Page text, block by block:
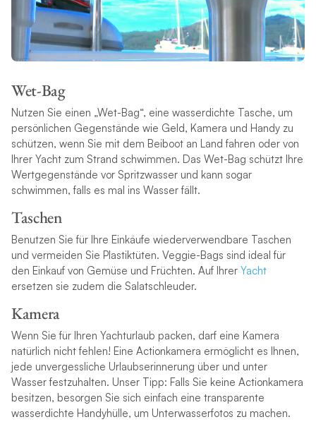
Wet-Bag
Nutzen Sie einen „Wet-Bag“, eine wasserdichte Tasche, um
persönlichen Gegenstände wie Geld, Kamera und Handy zu
schützen, wenn Sie mit dem Beiboot an Land fahren oder von
Ihrer Yacht zum Strand schwimmen. Das Wet-Bag schützt Ihre
Wertgegenstände vor Spritzwasser und kann sogar
schwimmen, falls es mal ins Wasser fällt.
Taschen
Benutzen Sie für Ihre Einkäufe wiederverwendbare Taschen
und vermeiden Sie Plastiktüten. Veggie-Bags sind ideal für
den Einkauf von Gemüse und Früchten. Auf Ihrer Yacht
ersetzen sie zudem die Salatschleuder.
Kamera
Wenn Sie für Ihren Yachturlaub packen, darf eine Kamera
natürlich nicht fehlen! Eine Actionkamera ermöglicht es Ihnen,
jede unvergessliche Urlaubserinnerung über und unter
Wasser festzuhalten. Unser Tipp: Falls Sie keine Actionkamera
besitzen, besorgen Sie sich einfach eine transparente
wasserdichte Handyhülle, um Unterwasserfotos zu machen.